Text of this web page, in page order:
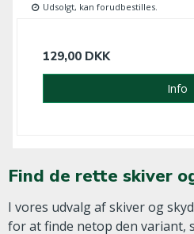
Udsolgt, kan forudbestilles.
129,00 DKK
Info
Find de rette skiver
I vores udvalg af skiver og
for at finde netop den variant,